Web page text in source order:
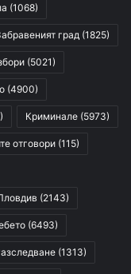
(1068)
град (1825)
(5021)
(4900)
Криминале (5973)
отговори (115)
(2143)
(6493)
(1313)